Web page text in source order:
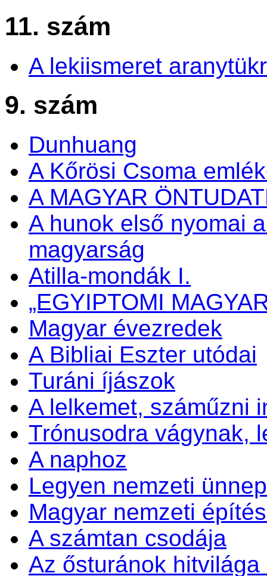
11. szám
A lekiismeret
9. szám
Dunhuang
A Kőrösi Csoma
A MAGYAR
A hunok első nyomai
magyarság
Atilla-mondák I.
„EGYIPTOMI
Magyar évezredek
A Bibliai Eszter utódai
Turáni íjászok
A lelkemet, száműzni
Trónusodra vágynak,
A naphoz
Legyen nemzeti
Magyar nemzeti
A számtan csodája
Az ősturánok